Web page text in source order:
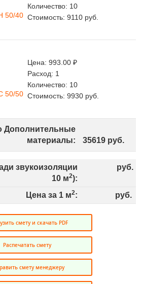
50/40
Количество: 10
Стоимость: 9110 руб.
50/50
Цена: 993.00 ₽
Расход: 1
Количество: 10
Стоимость: 9930 руб.
Дополнительные
материалы:
35619 руб.
звукоизоляции
10 м2):
руб.
Цена за 1 м2: руб.
смету и скачать PDF
Распечатать смету
смету менеджеру